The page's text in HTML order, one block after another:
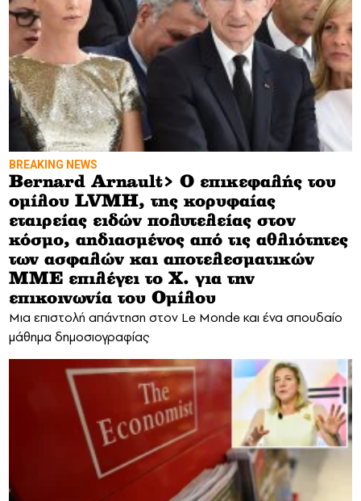
BREAKING NEWS
Bernard Arnault> Ο επικεφαλής του
ομίλου LVMH, της κορυφαίας
εταιρείας ειδών πολυτελείας στον
κόσμο, αηδιασμένος από τις αθλιότητες
των ασφαλών και αποτελεσματικών
ΜΜΕ επιλέγει το X. για την
επικοινωνία του Ομίλου
Μια επιστολή απάντηση στον Le Monde και ένα σπουδαίο
μάθημα δημοσιογραφίας